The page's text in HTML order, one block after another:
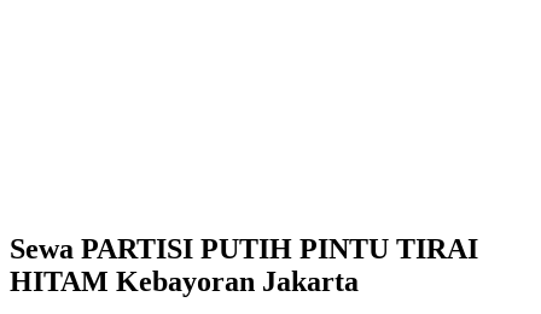
Sewa PARTISI PUTIH PINTU TIRAI
HITAM Kebayoran Jakarta